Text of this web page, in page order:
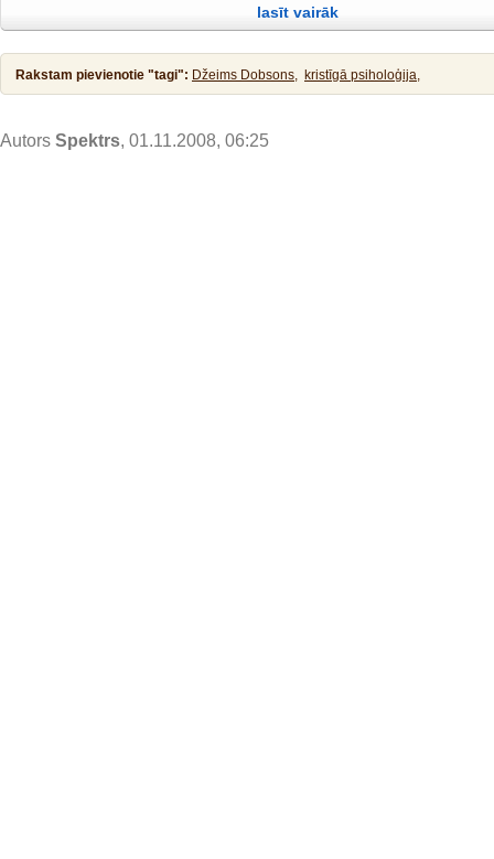
taisnību! Tad viņš to pieļāva. Pēc kristības Jēzus tūliņ izkāpa no ūdens,
lasīt vairāk
Rakstam pievienotie "tagi": Džeims Dobsons, kristīgā psiholoģija,
Autors Spektrs, 01.11.2008, 06:25